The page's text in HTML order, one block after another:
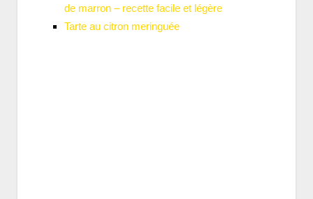
de marron – recette facile et légère
Tarte au citron meringuée